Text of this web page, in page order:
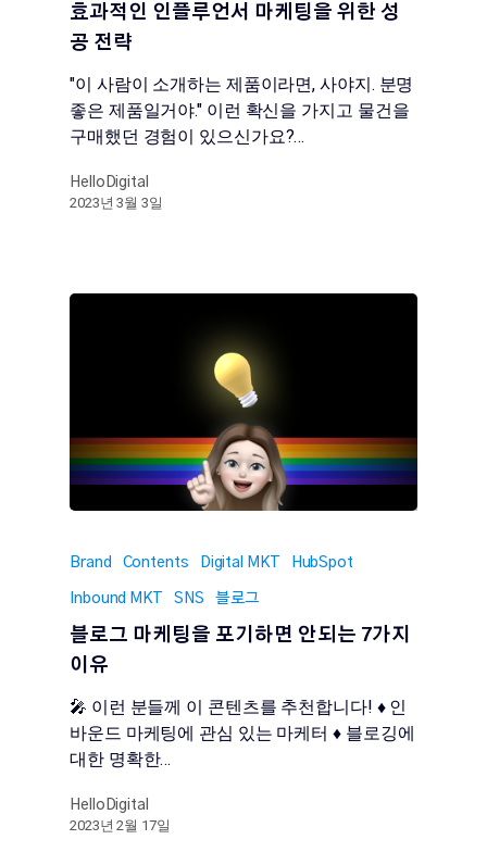
효과적인 인플루언서 마케팅을 위한 성
공 전략
"이 사람이 소개하는 제품이라면, 사야지. 분명
좋은 제품일거야." 이런 확신을 가지고 물건을
구매했던 경험이 있으신가요?…
HelloDigital
2023년 3월 3일
Brand Contents Digital MKT HubSpot
Inbound MKT SNS 블로그
블로그 마케팅을 포기하면 안되는 7가지
이유
🎤 이런 분들께 이 콘텐츠를 추천합니다! ♦️ 인
바운드 마케팅에 관심 있는 마케터 ♦️ 블로깅에
대한 명확한…
HelloDigital
2023년 2월 17일